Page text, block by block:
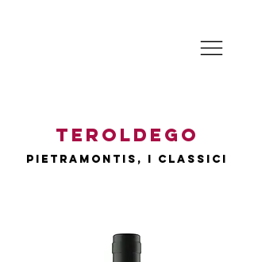
teroldego
PIETRAMONTIS, I CLASSI CI